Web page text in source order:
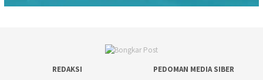
REDAKSI
PEDOMAN MEDIA SIBER